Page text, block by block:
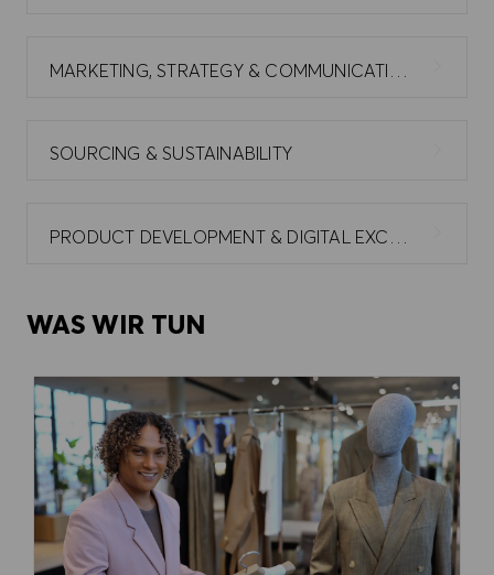
SOURCING & SUSTAINABILITY
WAS WIR TUN